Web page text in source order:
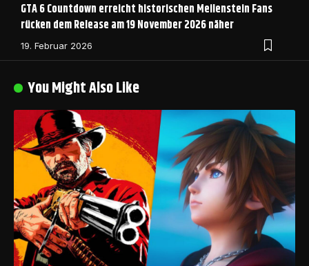
GTA 6 Countdown erreicht historischen Meilenstein Fans
rücken dem Release am 19 November 2026 näher
19. Februar 2026
You Might Also Like